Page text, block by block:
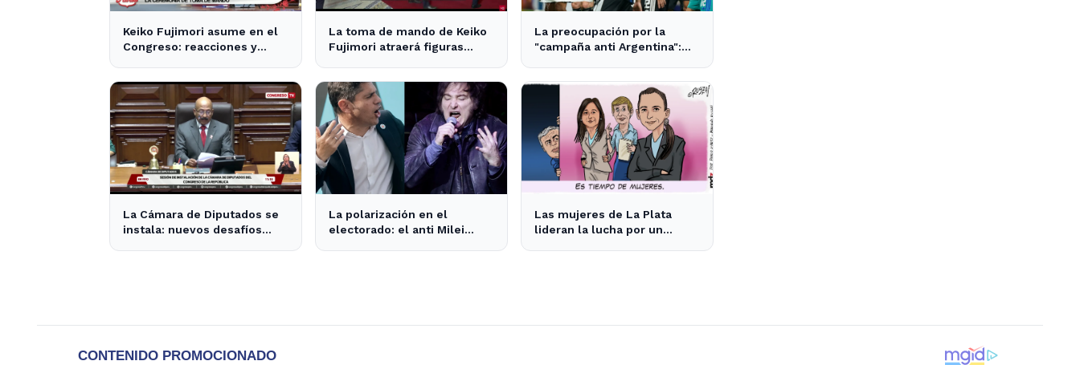
Keiko Fujimori asume en el
Congreso: reacciones y
La toma de mando de Keiko
Fujimori atraerá figuras
La preocupación por la
"campaña anti Argentina":
La Cámara de Diputados se
instala: nuevos desafíos
La polarización en el
electorado: el anti Milei
Las mujeres de La Plata
lideran la lucha por un